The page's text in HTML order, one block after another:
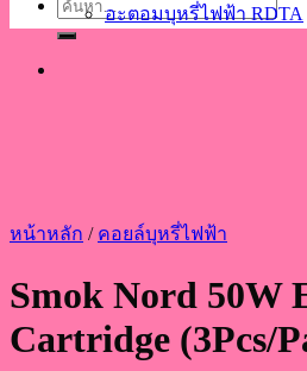
ค้นหา:อะตอมบุหรี่ไฟฟ้า RDTA
หน้าหลัก / คอยล์บุหรี่ไฟฟ้า
Smok Nord 50W
Cartridge (3Pcs/